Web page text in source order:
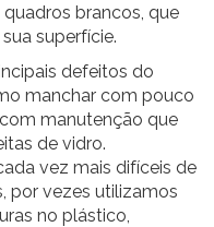
brancos, que
superfície.
defeitos do
manchar com pouco
manutenção que
de vidro.
vez mais difíceis de
por vezes utilizamos
no plástico,